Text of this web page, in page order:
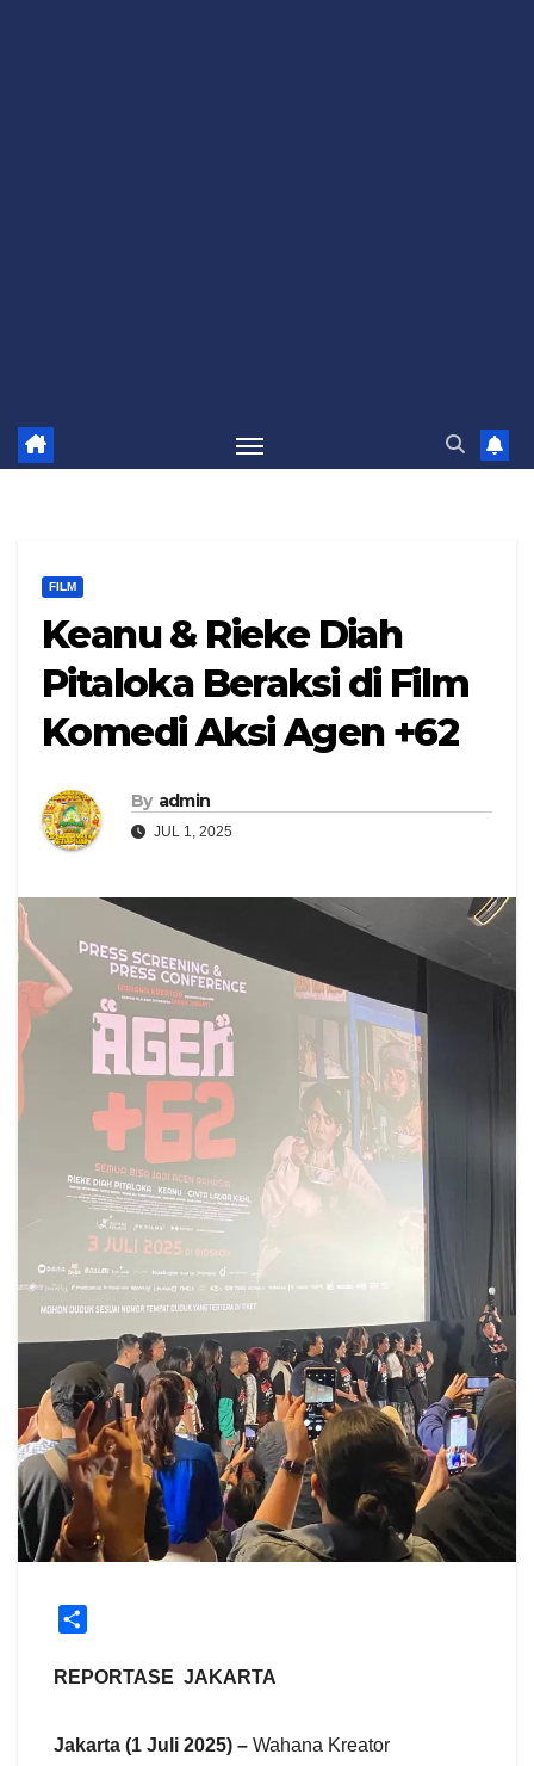
FILM
Keanu & Rieke Diah
Pitaloka Beraksi di Film
Komedi Aksi Agen +62
By admin
JUL 1, 2025
a
REPORTASE JAKARTA
Jakarta (1 Juli 2025) – Wahana Kreator